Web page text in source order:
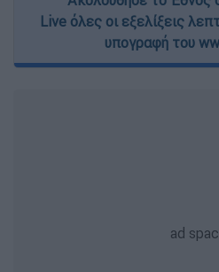
Live όλες οι εξελίξεις
υπογραφή του